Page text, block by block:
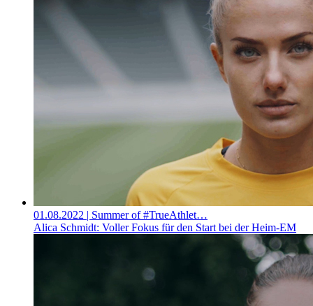
01.08.2022 | Summer of #TrueAthlet…
Alica Schmidt: Voller Fokus für den Start bei der Heim-EM